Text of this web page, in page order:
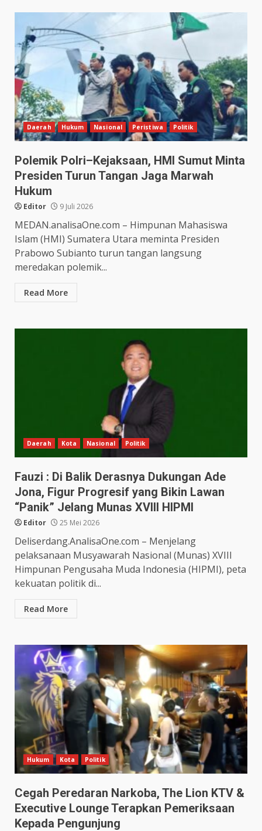
Daerah Hukum Nasional Peristiwa Politik
Polemik Polri–Kejaksaan, HMI Sumut Minta
Presiden Turun Tangan Jaga Marwah
Hukum
Editor 9 Juli 2026
MEDAN.analisaOne.com – Himpunan Mahasiswa
Islam (HMI) Sumatera Utara meminta Presiden
Prabowo Subianto turun tangan langsung
meredakan polemik...
Read More
Daerah Kota Nasional Politik
Fauzi : Di Balik Derasnya Dukungan Ade
Jona, Figur Progresif yang Bikin Lawan
“Panik” Jelang Munas XVIII HIPMI
Editor 25 Mei 2026
Deliserdang.AnalisaOne.com – Menjelang
pelaksanaan Musyawarah Nasional (Munas) XVIII
Himpunan Pengusaha Muda Indonesia (HIPMI), peta
kekuatan politik di...
Read More
Hukum Kota Politik
Cegah Peredaran Narkoba, The Lion KTV &
Executive Lounge Terapkan Pemeriksaan
Kepada Pengunjung